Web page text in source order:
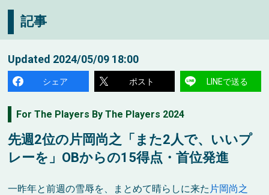
記事
Updated 2024/05/09 18:00
シェア ポスト LINEで送る
For The Players By The Players 2024
先週2位の片岡尚之「また2人で、いいプ
レーを」OBからの15得点・首位発進
一昨年と前週の雪辱を、まとめて晴らしに来た 片岡尚之